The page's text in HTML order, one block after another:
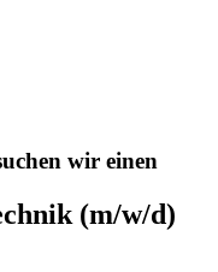
wir einen
(m/w/d)